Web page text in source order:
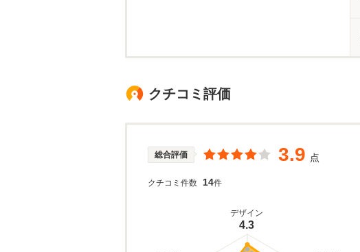
クチコミ評価
総合評価 3.9 点
クチコミ件数 14件
デザイン
4.3